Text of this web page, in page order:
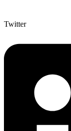
Twitter